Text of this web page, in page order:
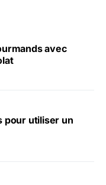
avec
pour utiliser un